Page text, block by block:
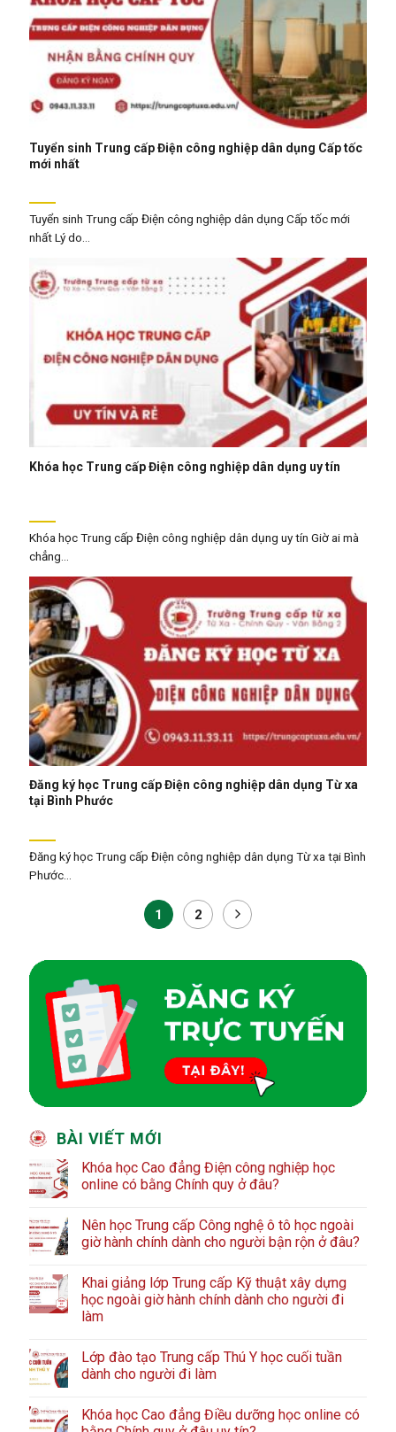
Tuyển sinh Trung cấp Điện công nghiệp dân dụng Cấp tốc
mới nhất
Tuyển sinh Trung cấp Điện công nghiệp dân dụng Cấp tốc mới
nhất Lý do...
Khóa học Trung cấp Điện công nghiệp dân dụng uy tín
Khóa học Trung cấp Điện công nghiệp dân dụng uy tín Giờ ai mà
chẳng...
Đăng ký học Trung cấp Điện công nghiệp dân dụng Từ xa
tại Bình Phước
Đăng ký học Trung cấp Điện công nghiệp dân dụng Từ xa tại Bình
Phước...
1 2
BÀI VIẾT MỚI
Khóa học Cao đẳng Điện công nghiệp học
online có bằng Chính quy ở đâu?
Nên học Trung cấp Công nghệ ô tô học ngoài
giờ hành chính dành cho người bận rộn ở đâu?
Khai giảng lớp Trung cấp Kỹ thuật xây dựng
học ngoài giờ hành chính dành cho người đi
làm
Lớp đào tạo Trung cấp Thú Y học cuối tuần
dành cho người đi làm
Khóa học Cao đẳng Điều dưỡng học online có